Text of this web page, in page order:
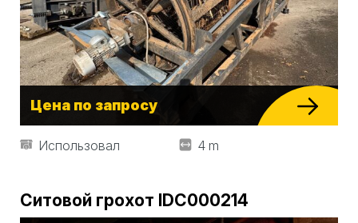
Цена по запросу
Использовал 4 m
Ситовой грохот IDC000214